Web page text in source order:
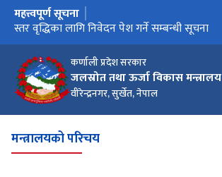
कर्णाली प्रदेश सरकार
जलस्रोत तथा ऊर्जा विकास मन्त्रालय
वीरेन्द्रनगर, सुर्खेत, नेपाल
मुख्य नेभिगेसनमा जानुहोस्
महत्त्वपूर्ण सूचना
स्तर वृद्धिका लागि निवेदन पेश गर्ने सम्बन्धी सूचना
मन्त्रालयको परिचय